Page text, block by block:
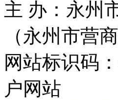
主 办：永州
（永州市营
网站标识码
户网站